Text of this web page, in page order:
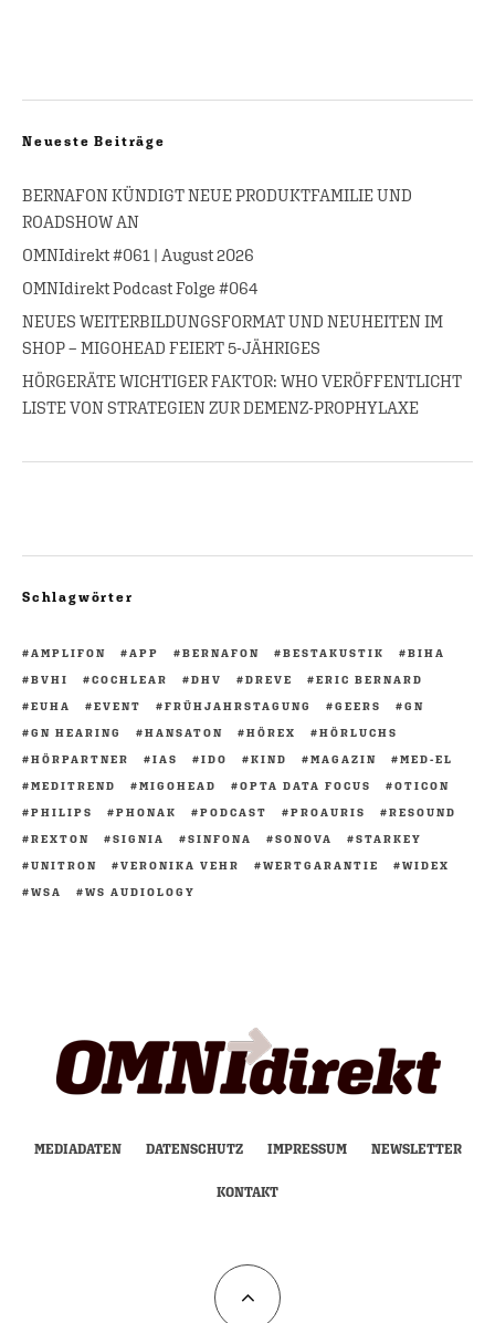
Neueste Beiträge
BERNAFON KÜNDIGT NEUE PRODUKTFAMILIE UND
ROADSHOW AN
OMNIdirekt #061 | August 2026
OMNIdirekt Podcast Folge #064
NEUES WEITERBILDUNGSFORMAT UND NEUHEITEN IM
SHOP – MIGOHEAD FEIERT 5-JÄHRIGES
HÖRGERÄTE WICHTIGER FAKTOR: WHO VERÖFFENTLICHT
LISTE VON STRATEGIEN ZUR DEMENZ-PROPHYLAXE
Schlagwörter
AMPLIFON APP BERNAFON BESTAKUSTIK
BIHA
BVHI
COCHLEAR DHV DREVE
ERIC BERNARD
EUHA
EVENT FRÜHJAHRSTAGUNG GEERS
GN
GN HEARING
HANSATON HÖREX
HÖRLUCHS
HÖRPARTNER
IAS IDO KIND MAGAZIN
MED-EL
MEDITREND
MIGOHEAD OPTA DATA FOCUS
OTICON
PHILIPS
PHONAK PODCAST PROAURIS
RESOUND
REXTON
SIGNIA SINFONA SONOVA
STARKEY
UNITRON
VERONIKA VEHR WERTGARANTIE
WIDEX
WSA
WS AUDIOLOGY
MEDIADATEN DATENSCHUTZ IMPRESSUM NEWSLETTER
KONTAKT